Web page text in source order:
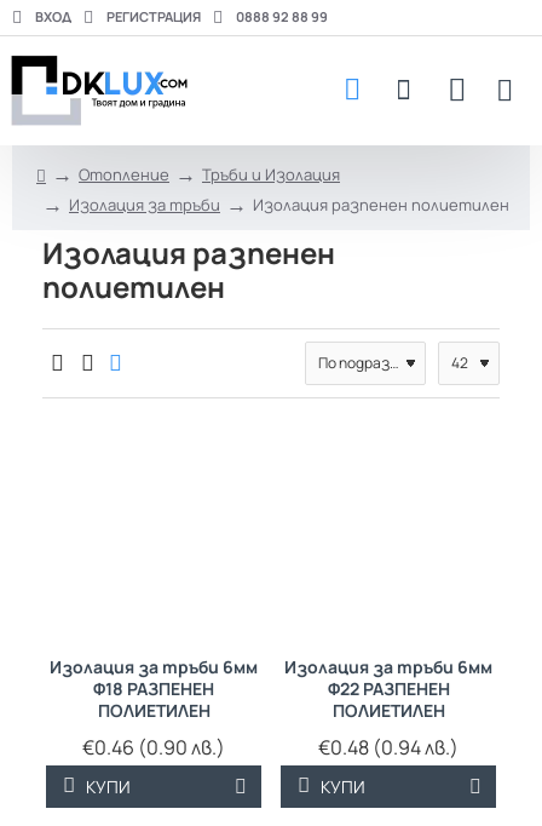
ВХОД РЕГИСТРАЦИЯ 0888 92 88 99
m
e
Отопление
Тръби и Изолация
Изолация за тръби
Изолация разпенен полиетилен
Изолация разпенен
полиетилен
Изолация за тръби 6мм
Ф18 РАЗПЕНЕН
ПОЛИЕТИЛЕН
€0.46 (0.90 лв.)
КУПИ
Изолация за тръби 6мм
Ф22 РАЗПЕНЕН
ПОЛИЕТИЛЕН
€0.48 (0.94 лв.)
КУПИ